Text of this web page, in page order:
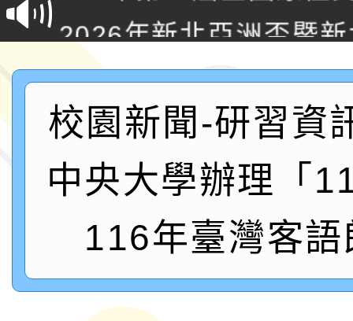
桃「我的減碳存摺2.0
案，詳如說明，請參閱
2026年新北亞洲盃暨
鐵人三項錦標賽
桃園市115學年度學生
「2026年『王牌愛／
運動系列徵選頒獎典禮
成果展」
2026城鎮韌性防空演習
桃園市大溪自造教育及
年八月份教師研習
國立成功大學辦理「台
融平台-教案暨教學示
115學年度「學習扶助
校園新聞-研習資
中央大學辦理「
116年臺灣客語